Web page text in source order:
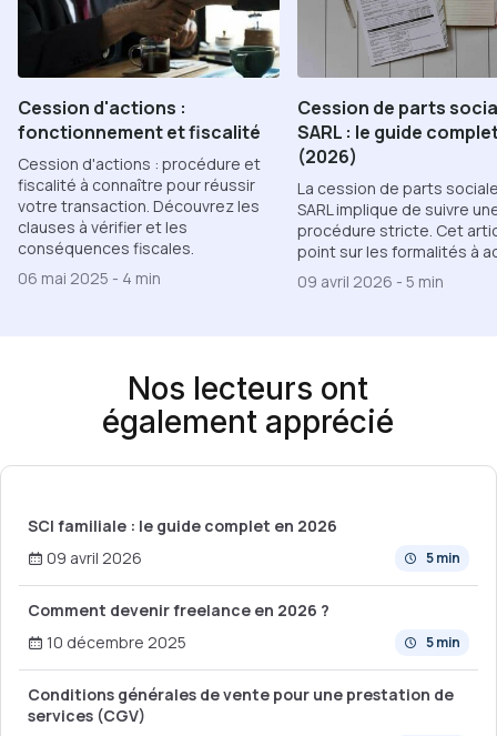
Cession d'actions :
fonctionnement et fiscalité
Cession d'actions : procédure et
fiscalité à connaître pour réussir
votre transaction. Découvrez les
clauses à vérifier et les
conséquences fiscales.
06 mai 2025 - 4 min
Cession de parts
SARL : le guide
(2026)
La cession de parts
SARL implique de suivre
procédure stricte. Cet
point sur les formalités à
09 avril 2026 - 5 min
Nos lecteurs ont
également apprécié
SCI familiale : le guide complet en 2026
5 min
09 avril 2026
Comment devenir freelance en 2026 ?
5 min
10 décembre 2025
Conditions générales de vente pour une prestation de
services (CGV)